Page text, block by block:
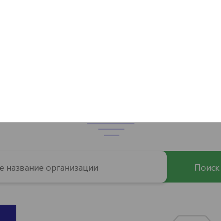
Поиск